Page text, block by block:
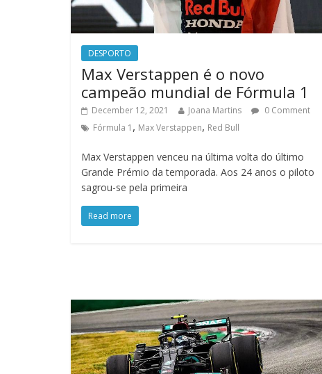
DESPORTO
Max Verstappen é o novo
campeão mundial de Fórmula 1
December 12, 2021 Joana Martins
0 Comment
Fórmula 1 , Max Verstappen, Red Bull
Max Verstappen venceu na última volta do último
Grande Prémio da temporada. Aos 24 anos o piloto
sagrou-se pela primeira
Read more